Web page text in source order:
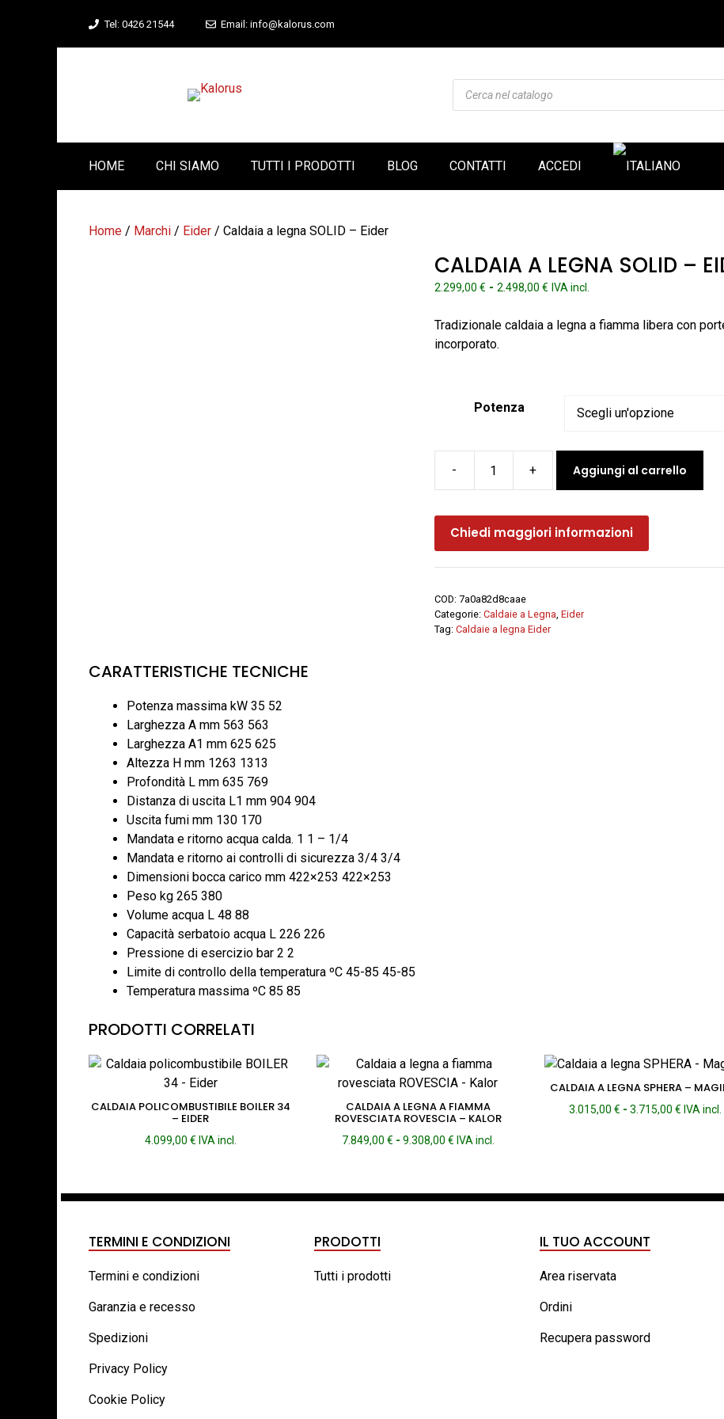
Tel: 0426 21544 Email: info@kalorus.com
Products
search
HOME CHI SIAMO TUTTI I PRODOTTI BLOG CONTATTI ACCEDI
Home / Marchi / Eider / Caldaia a legna SOLID – Eider
CALDAIA A LEGNA SOLID –
2.299,00 € - 2.498,00 €Fascia
prezzo:
IVA incl.
Tradizionale caldaia a legna a fiamma libera con
incorporato.
Potenza
legna
SOLID
-
quantità
Aggiungi al carrello
Chiedi maggiori informazioni
COD: 7a0a82d8caae
Categorie: Caldaie a Legna, Eider
Tag: Caldaie a legna Eider
CARATTERISTICHE TECNICHE
Potenza massima kW 35 52
Larghezza A mm 563 563
Larghezza A1 mm 625 625
Altezza H mm 1263 1313
Profondità L mm 635 769
Distanza di uscita L1 mm 904 904
Uscita fumi mm 130 170
Mandata e ritorno acqua calda. 1 1 – 1/4
Mandata e ritorno ai controlli di sicurezza 3/4 3/4
Dimensioni bocca carico mm 422×253 422×253
Peso kg 265 380
Volume acqua L 48 88
Capacità serbatoio acqua L 226 226
Pressione di esercizio bar 2 2
Limite di controllo della temperatura ºC 45-85 45-85
Temperatura massima ºC 85 85
PRODOTTI CORRELATI
CALDAIA POLICOMBUSTIBILE BOILER 34
– EIDER
4.099,00 € IVA incl.
CALDAIA A LEGNA A FIAMMA
ROVESCIATA ROVESCIA – KALOR
7.849,00 € - 9.308,00 €Fascia
7.849,00 €
IVA incl.
CALDAIA A LEGNA SPHERA –
3.015,00€ - 3.715,00€ Fascia
IVA incl.
TERMINI E CONDIZIONI
Termini e condizioni
Garanzia e recesso
Spedizioni
Privacy Policy
Cookie Policy
PRODOTTI
Tutti i prodotti
IL TUO ACCOUNT
Area riservata
Ordini
Recupera password